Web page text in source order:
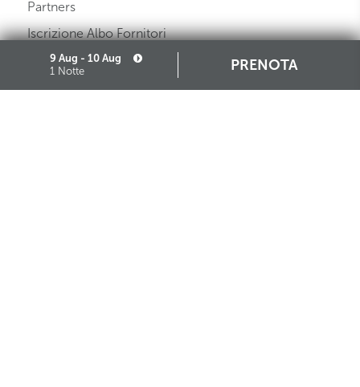
Partners
Iscrizione Albo Fornitori
9 Aug - 10 Aug
1 Notte PRENOTA